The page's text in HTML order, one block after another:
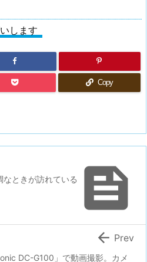
します
Copy

なときが訪れている
DC-G100」で動画撮影。カメ
 Prev